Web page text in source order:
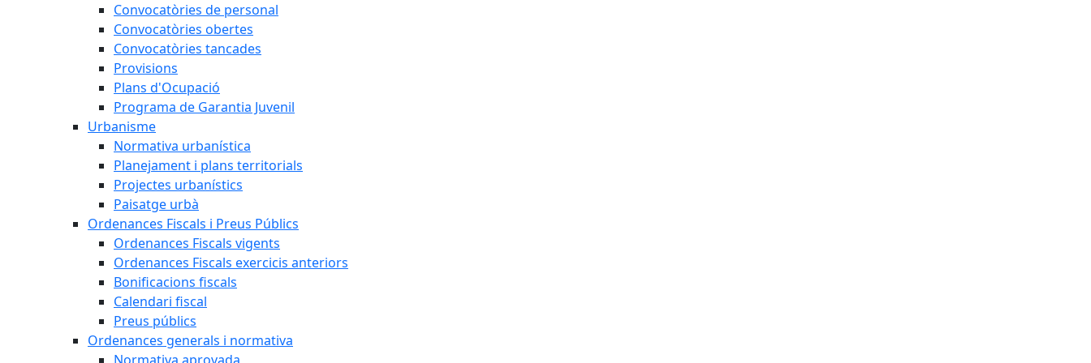
Convocatòries de personal
Convocatòries obertes
Convocatòries tancades
Provisions
Plans d'Ocupació
Programa de Garantia Juvenil
Urbanisme
Normativa urbanística
Planejament i plans territorials
Projectes urbanístics
Paisatge urbà
Ordenances Fiscals i Preus Públics
Ordenances Fiscals vigents
Ordenances Fiscals exercicis anteriors
Bonificacions fiscals
Calendari fiscal
Preus públics
Ordenances generals i normativa